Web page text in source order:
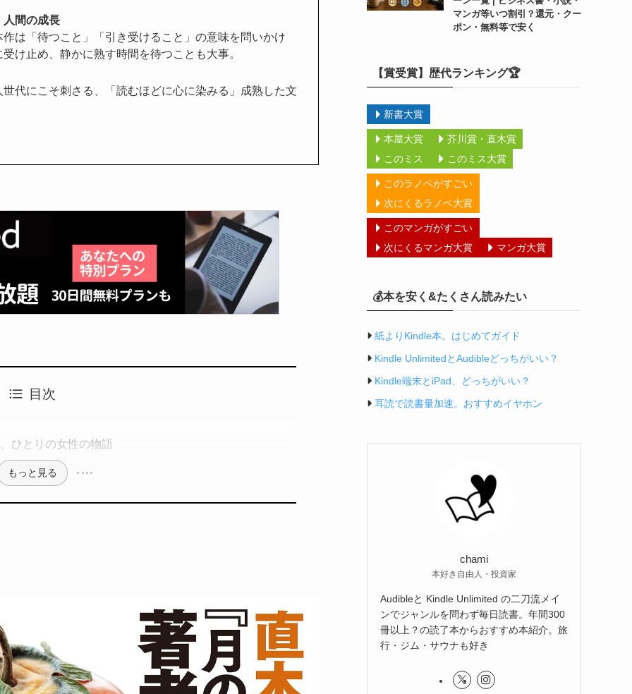
人間の成長
は「待つこと」「引き受けること」の意味を問いかけ
け止め、静かに熟す時間を待つことも大事。
代にこそ刺さる、「読むほどに心に染みる」成熟した文
目次
ひとりの女性の物語
もっと見る
マンガ等いつ割引？還元・クー
ポン・無料等で安く
【賞受賞】歴代ランキング🏆
新書大賞
本屋大賞
芥川賞・直木賞
このミス
このミス大賞
このラノベがすごい
次にくるラノベ大賞
このマンガがすごい
次にくるマンガ大賞
マンガ大賞
💰本を安く&たくさん読みたい
紙よりKindle本。はじめてガイド
Kindle UnlimitedとAudibleどっちがいい？
Kindle端末とiPad、どっちがいい？
耳読で読書量加速。おすすめイヤホン
chami
本好き自由人・投資家
Audibleと Kindle Unlimited の二刀流メイ
ンでジャンルを問わず毎日読書。年間300
冊以上？の読了本からおすすめ本紹介。旅
行・ジム・サウナも好き